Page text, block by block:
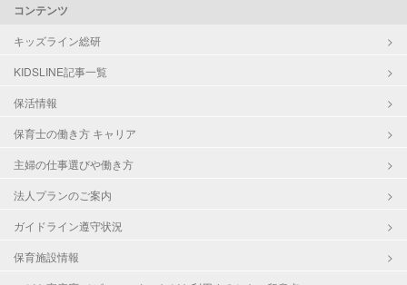
コンテンツ
キッズライン総研
KIDSLINE記事一覧
保活情報
保育士の働き方 キャリア
主婦の仕事選びや働き方
法人プランのご案内
ガイドライン遵守状況
保育施設情報